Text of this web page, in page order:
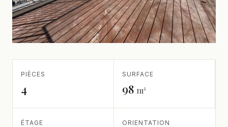
PIÈCES
4
SURFACE
98 m²
ÉTAGE ORIENTATION